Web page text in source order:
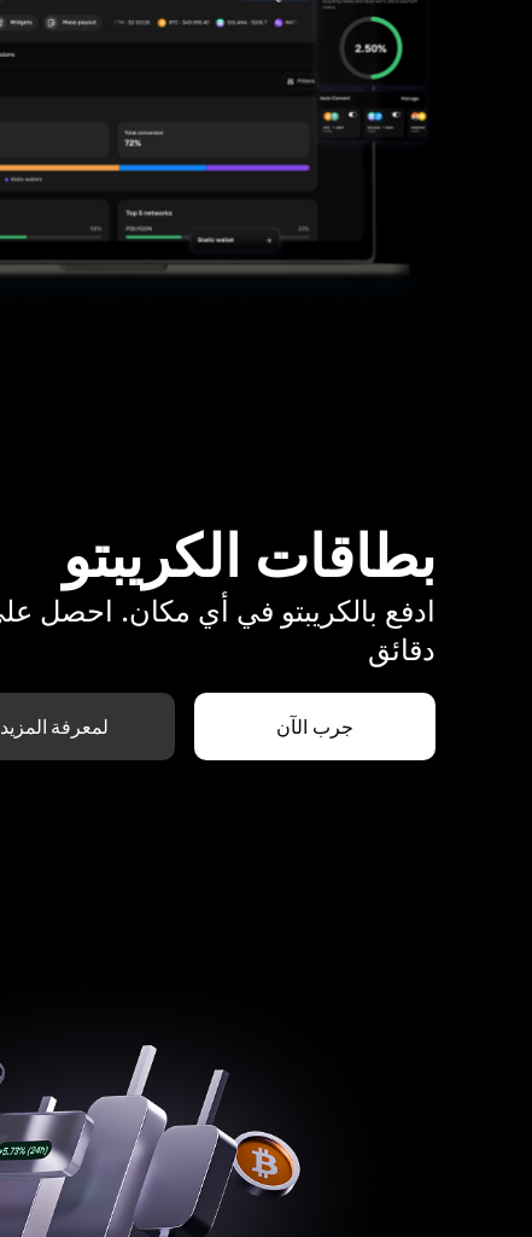
بطاقات الكريبتو
دقائق
جرب الآن لمعرفة المزيد